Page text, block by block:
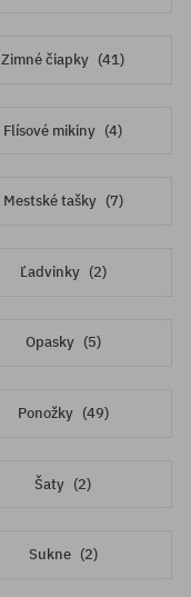
Zimné čiapky (41)
Flísové mikiny (4)
Mestské tašky (7)
Ľadvinky (2)
Opasky (5)
Ponožky (49)
Šaty (2)
Sukne (2)